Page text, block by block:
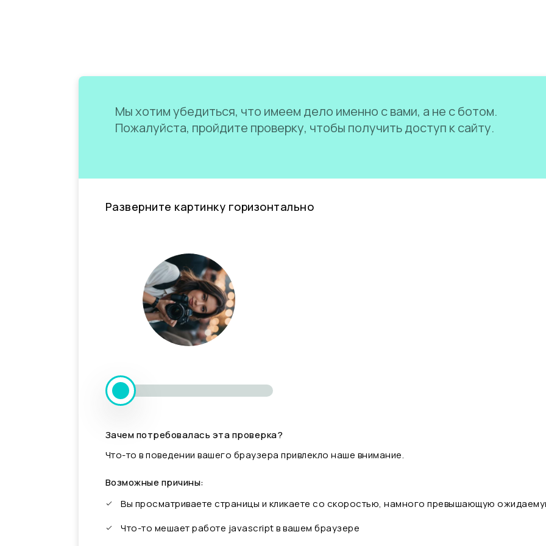
Мы хотим убедиться, что имеем дело именно с вами, а не с ботом.
Пожалуйста, пройдите проверку, чтобы получить доступ к сайту.
Разверните картинку горизонтально
Зачем потребовалась эта проверка?
Что-то в поведении вашего браузера привлекло наше внимание.
Возможные причины:
Вы просматриваете страницы и кликаете со скоростью, намного превышающую
Что-то мешает работе javascript в вашем браузере